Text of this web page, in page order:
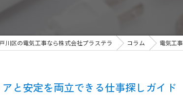
川区の電気工事なら株式会社プラステラ コラム 電気工
と安定を両立できる仕事探しガイド